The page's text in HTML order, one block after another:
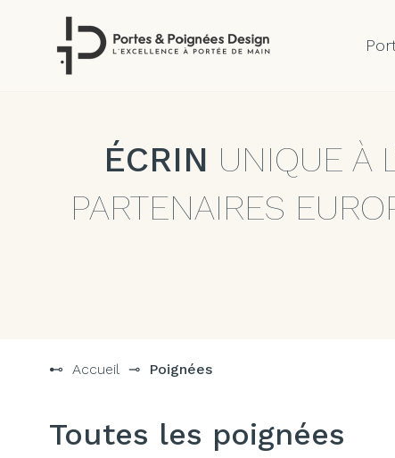
ÉCRIN UNIQUE À
PARTENAIRES
⊷ Accueil ⊸ Poignées
Toutes les poignées